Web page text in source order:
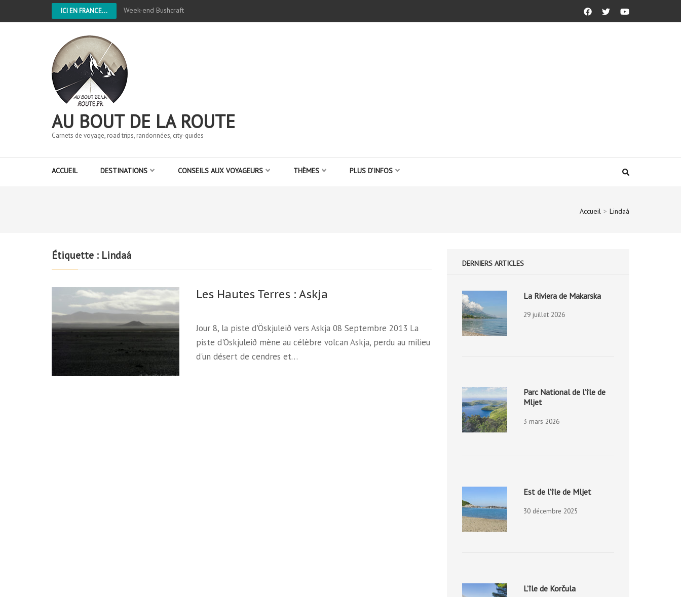
ICI EN FRANCE... Week-end Bushcraft
AU BOUT DE LA ROUTE
Carnets de voyage, road trips, randonnées, city-guides
ACCUEIL DESTINATIONS CONSEILS AUX VOYAGEURS THÈMES PLUS D’INFOS
Accueil > Lindaá
Étiquette : Lindaá
Les Hautes Terres : Askja
Jour 8, la piste d'Öskjuleið vers Askja 08 Septembre 2013 La
piste d'Öskjuleið mène au célèbre volcan Askja, perdu au milieu
d'un désert de cendres et…
DERNIERS ARTICLES
La Riviera de Makarska
29 juillet 2026
Parc National de l’île de
Mljet
3 mars 2026
Est de l’île de Mljet
30 décembre 2025
L’île de Korčula